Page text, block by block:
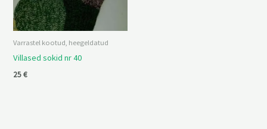
Varrastel kootud, heegeldatud
Villased sokid nr 40
25€